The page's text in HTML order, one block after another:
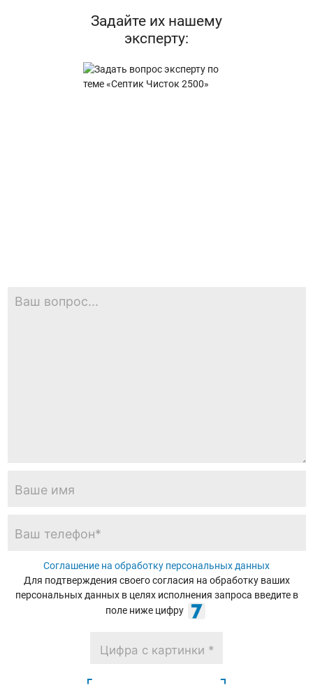
Задайте их нашему
эксперту:
Соглашение на обработку персональных данных
Для подтверждения своего согласия на обработку ваших
персональных данных в целях исполнения запроса введите в
поле ниже цифру